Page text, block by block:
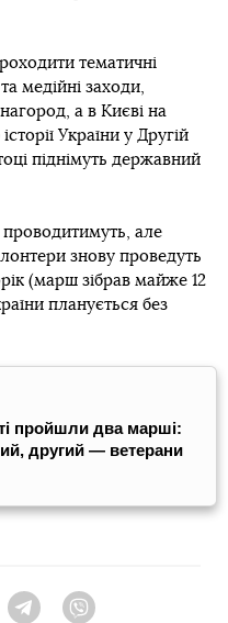
тематичні
медійні заходи,
а в Києві на
України у Другій
піднімуть державний
проводитимуть, але
знову проведуть
(марш зібрав майже 12
планується без
пройшли два марші:
другий — ветерани
TelegramViber